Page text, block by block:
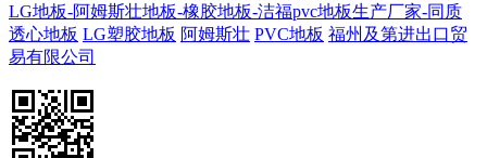
LG地板-阿姆斯壮地板-橡胶地板-洁福pvc地板生产厂家-同质
透心地板 LG塑胶地板 阿姆斯壮 PVC地板 福州及第进出口贸
易有限公司